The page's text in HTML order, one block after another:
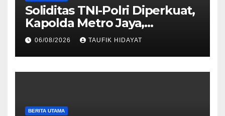
Soliditas TNI-Polri Diperkuat,
Kapolda Metro Jaya,
Pangdam Jaya, dan
Dankorbrimob Jalin
Silaturahmi
06/08/2026 TAUFIK HIDAYAT
BERITA UTAMA